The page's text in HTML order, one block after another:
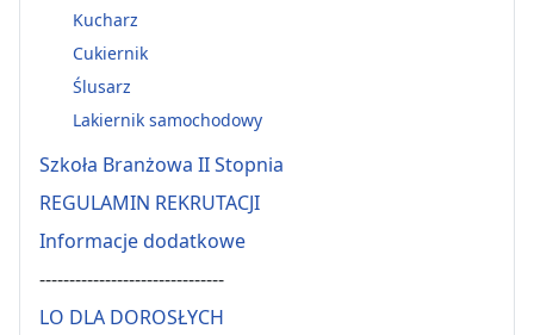
Kucharz
Cukiernik
Ślusarz
Lakiernik samochodowy
Szkoła Branżowa II Stopnia
REGULAMIN REKRUTACJI
Informacje dodatkowe
-------------------------------
LO DLA DOROSŁYCH